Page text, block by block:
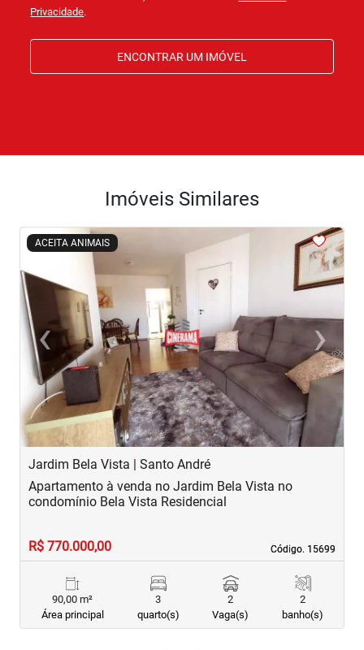
Privacidade.
ENCONTRAR UM IMÓVEL
Imóveis Similares
ACEITA ANIMAIS
<<<<
‹Previous ›Next
Jardim Bela Vista | Santo André
Código. 15699
Código. 15699
Apartamento à venda no Jardim Bela Vista no
condomínio Bela Vista Residencial
R$ 770.000,00
90,00 m²
Área principal
3
quarto(s)
2
Vaga(s)
2
banho(s)